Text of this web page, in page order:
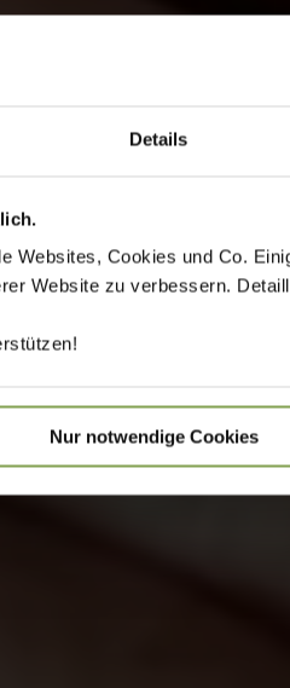
Details
Websites, Cookies und Co.
Website zu verbessern.
Nur notwendige Cookies